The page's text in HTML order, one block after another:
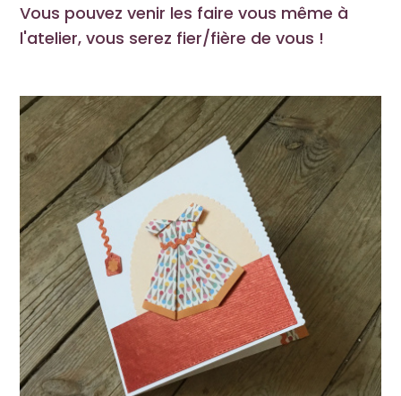
Vous pouvez venir les faire vous même à
l'atelier, vous serez fier/fière de vous !